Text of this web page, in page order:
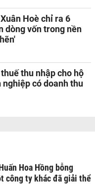
Hoè chỉ ra 6
dòng vốn trong nền
thu nhập cho hộ
nghiệp có doanh thu
Hoa Hồng bỗng
công ty khác đã giải thể